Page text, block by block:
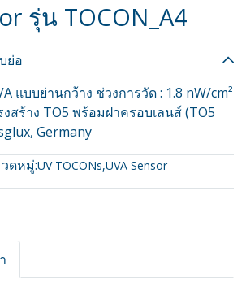
รุ่น TOCON_A4
ย่อ
แบบย่านกว้าง ช่วงการวัด : 1.8 nW/cm²
งสร้าง TO5 พร้อมฝาครอบเลนส์ (TO5
Germany
ดหมู่:UV TOCONs,UVA Sensor